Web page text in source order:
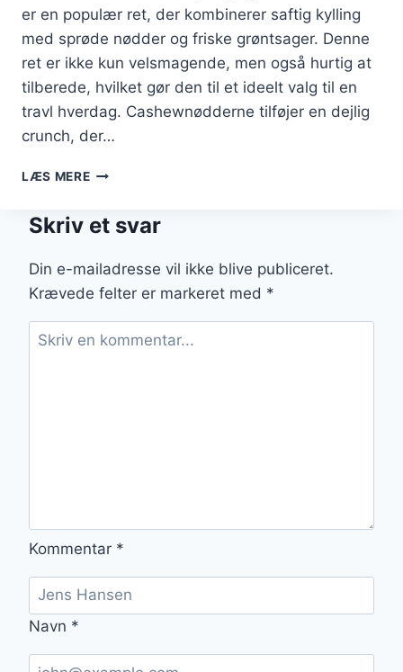
er en populær ret, der kombinerer saftig kylling
med sprøde nødder og friske grøntsager. Denne
ret er ikke kun velsmagende, men også hurtig at
tilberede, hvilket gør den til et ideelt valg til en
travl hverdag. Cashewnødderne tilføjer en dejlig
crunch, der…
LÆS MEREWOK
OG
FOR
CRUNCH
Skriv et svar
Din e-mailadresse vil ikke blive publiceret.
Krævede felter er markeret med *
Kommentar *
Navn *